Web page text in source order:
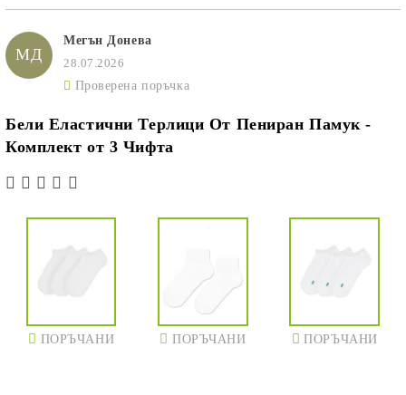
МД
Мегън Донева
28.07.2026
Проверена поръчка
Бели Еластични Терлици От Пениран Памук -
Комплект от 3 Чифта
ПОРЪЧАНИ ПОРЪЧАНИ ПОРЪЧАНИ